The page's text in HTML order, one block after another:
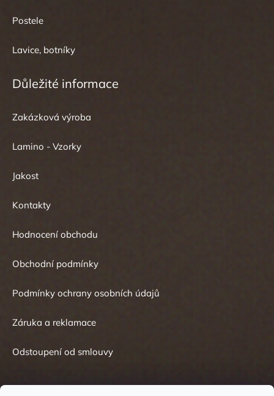
Postele
Lavice, botníky
Důležité informace
Zakázková výroba
Lamino - Vzorky
Jakost
Kontakty
Hodnocení obchodu
Obchodní podmínky
Podmínky ochrany osobních údajů
Záruka a reklamace
Odstoupení od smlouvy